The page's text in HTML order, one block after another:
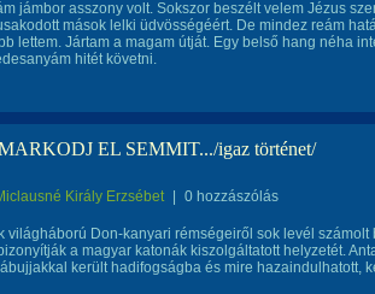
jámbor asszony volt. Sokszor beszélt velem Jézus
mások lelki üdvösségéért. De mindez reám
lettem. Jártam a magam útját. Egy belső hang néha
hitét követni.
EL SEMMIT.../igaz történet/
Király Erzsébet 0 hozzászólás
világháború Don-kanyari rémségeiről sok levél számolt
a magyar katonák kiszolgáltatott helyzetét.
került hadifogságba és mire hazaindulhatott,